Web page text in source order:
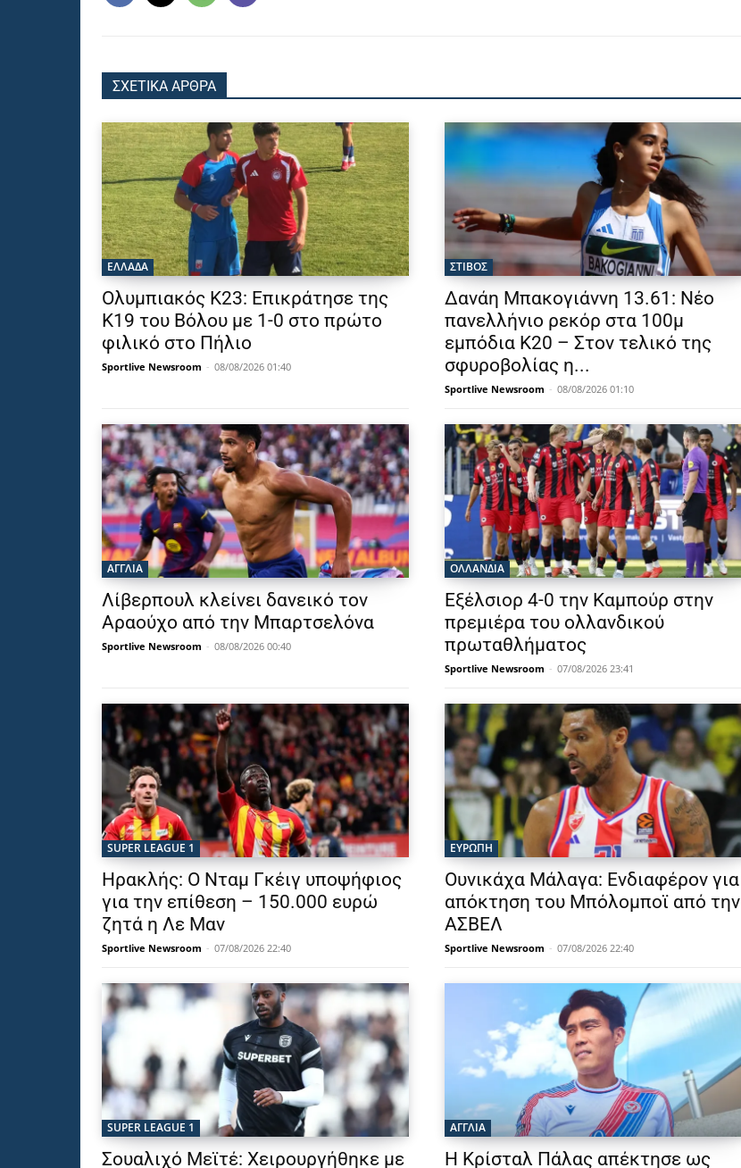
ΣΧΕΤΙΚΑ ΑΡΘΡΑ
ΕΛΛΑΔΑ
Ολυμπιακός Κ23: Επικράτησε της
Κ19 του Βόλου με 1-0 στο πρώτο
φιλικό στο Πήλιο
Sportlive Newsroom - 08/08/2026 01:40
ΣΤΙΒΟΣ
Δανάη Μπακογιάννη 13.61: Νέο
πανελλήνιο ρεκόρ στα 100μ
εμπόδια Κ20 – Στον τελικό της
σφυροβολίας η...
Sportlive Newsroom - 08/08/2026 01:10
ΑΓΓΛΙΑ
Λίβερπουλ κλείνει δανεικό τον
Αραούχο από την Μπαρτσελόνα
Sportlive Newsroom - 08/08/2026 00:40
OΛΛΑΝΔΊΑ
Εξέλσιορ 4-0 την Καμπούρ στην
πρεμιέρα του ολλανδικού
πρωταθλήματος
Sportlive Newsroom - 07/08/2026 23:41
SUPER LEAGUE 1
Ηρακλής: Ο Νταμ Γκέιγ υποψήφιος
για την επίθεση – 150.000 ευρώ
ζητά η Λε Μαν
Sportlive Newsroom - 07/08/2026 22:40
ΕΥΡΩΠΗ
Ουνικάχα Μάλαγα: Ενδιαφέρον για
απόκτηση του Μπόλομποϊ από την
ΑΣΒΕΛ
Sportlive Newsroom - 07/08/2026 22:40
SUPER LEAGUE 1
Σουαλιχό Μεϊτέ: Χειρουργήθηκε με
ΑΓΓΛΙΑ
Η Κρίσταλ Πάλας απέκτησε ως